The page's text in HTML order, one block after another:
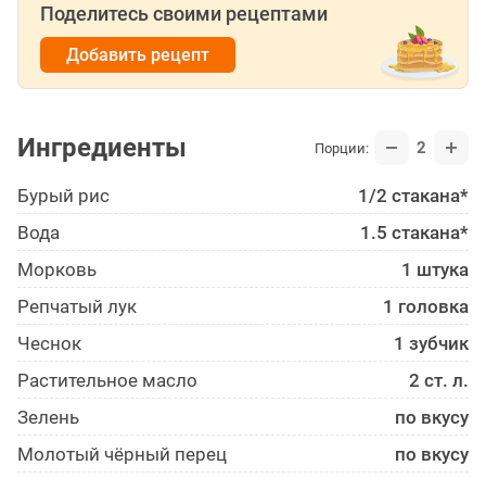
Поделитесь своими рецептами
Добавить рецепт
Ингредиенты Порции: 2
Бурый рис
1/2 стакана*
Вода
1.5 стакана*
Морковь
1 штука
Репчатый лук
1 головка
Чеснок
1 зубчик
Растительное масло
2 ст. л.
Зелень
по вкусу
Молотый чёрный перец
по вкусу